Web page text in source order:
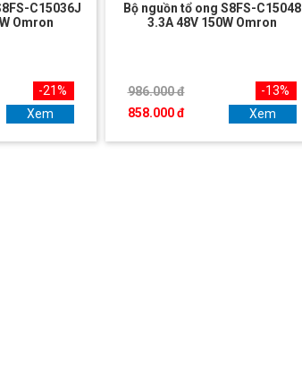
C15036J
Omron
-21%
Xem
Bộ nguồn tổ ong S8FS-C15048
3.3A 48V 150W Omron
986.000 đ
858.000 đ
-13%
Xem